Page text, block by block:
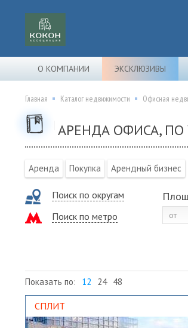
О КОМПАНИИ ЭКСКЛЮЗИВЫ
Главная Каталог недвижимости Офисная
АРЕНДА ОФИСА,
Аренда Покупка Арендный бизнес
Поиск по округам
Поиск по метро
Показать по: 12 24 48
СПЛИТ